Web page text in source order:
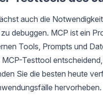
auch die
debuggen. MCP ist ein
Tools, Prompts und
Testtool
Sie die besten heute
hervorheben.